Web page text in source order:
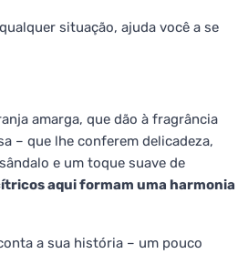
situação, ajuda você a se
amarga, que dão à fragrância
– que lhe conferem delicadeza,
e um toque suave de
aqui formam uma harmonia
a sua história – um pouco